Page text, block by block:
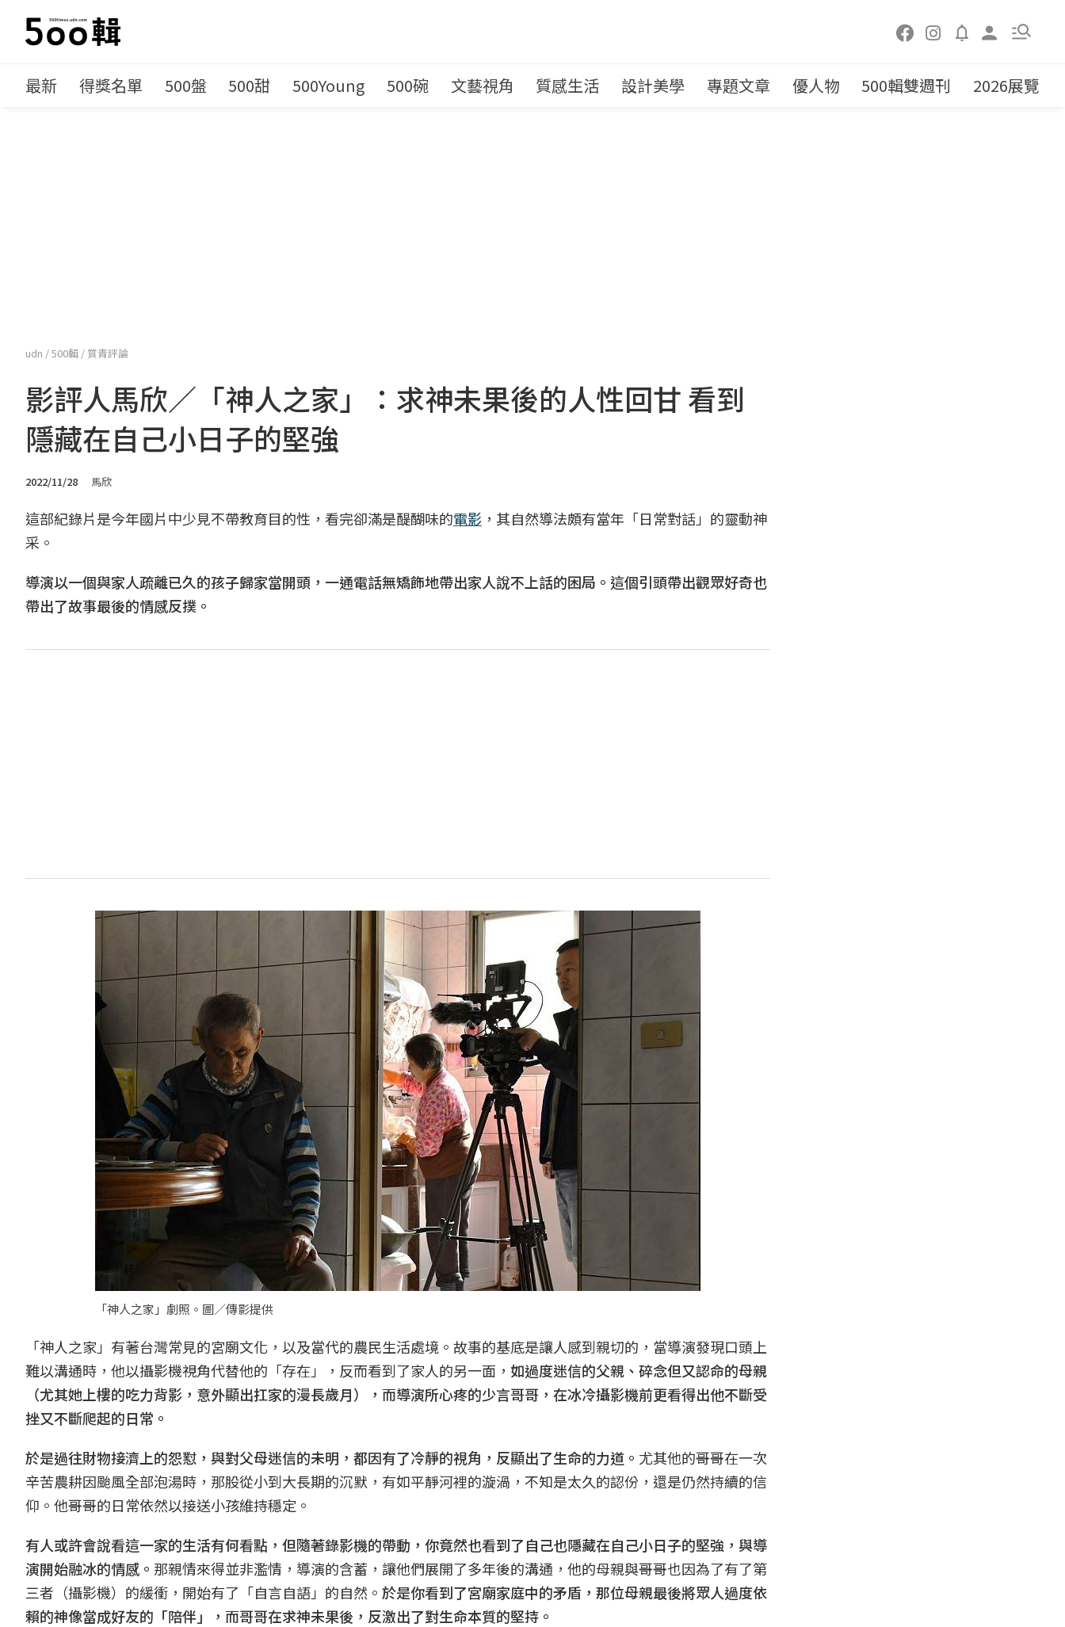
最新 得獎名單 500盤 500甜 500Young 500碗 文藝視角 質感生活 設計美學 專題文章 優人物 500輯雙週刊 2026展覽
udn /500輯 / 質青評論
影評人馬欣／「神人之家」：求神未果後的人性回甘 看到
隱藏在自己小日子的堅強
2022/11/28 馬欣
這部紀錄片是今年國片中少見不帶教育目的性，看完卻滿是醍醐味的電影 ，其自然導法頗有當年「日常對話」的靈動神
采。
導演以一個與家人疏離已久的孩子歸家當開頭，一通電話無矯飾地帶出家人說不上話的困局。這個引頭帶出觀眾好奇也
帶出了故事最後的情感反撲。
「神人之家」劇照。圖／傳影提供
「神人之家」有著台灣常見的宮廟文化，以及當代的農民生活處境。故事的基底是讓人感到親切的，當導演發現口頭上
難以溝通時，他以攝影機視角代替他的「存在」，反而看到了家人的另一面， 如過度迷信的父親、碎念但又認命的母親
（尤其她上樓的吃力背影，意外顯出扛家的漫長歲月），而導演所心疼的少言哥哥，在冰冷攝影機前更看得出他不斷受
挫又不斷爬起的日常。
於是過往財物接濟上的怨懟，與對父母迷信的未明，都因有了冷靜的視角，反顯出了生命的力道。 尤其他的哥哥在一次
辛苦農耕因颱風全部泡湯時，那股從小到大長期的沉默，有如平靜河裡的漩渦，不知是太久的認份，還是仍然持續的信
仰。他哥哥的日常依然以接送小孩維持穩定。
有人或許會說看這一家的生活有何看點，但隨著錄影機的帶動，你竟然也看到了自己也隱藏在自己小日子的堅強，與導
演開始融冰的情感。 那親情來得並非濫情，導演的含蓄，讓他們展開了多年後的溝通，他的母親與哥哥也因為了有了第
三者（攝影機）的緩衝，開始有了「自言自語」的自然。 於是你看到了宮廟家庭中的矛盾，那位母親最後將眾人過度依
賴的神像當成好友的「陪伴」，而哥哥在求神未果後，反激出了對生命本質的堅持。